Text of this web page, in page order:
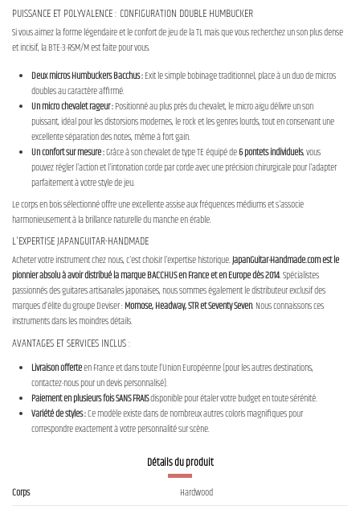
PUISSANCE ET POLYVALENCE : CONFIGURATION DOUBLE HUMBUCKER
Si vous aimez la forme légendaire et le confort de jeu de la TL mais que vous recherchez un son plus dense
et incisif, la BTE-3-RSM/M est faite pour vous.
Deux micros Humbuckers Bacchus :Exit le simple bobinage traditionnel, place à un duo de micros
doubles au caractère affirmé.
Un micro chevalet rageur :Positionné au plus près du chevalet, le micro aigu délivre un son
puissant, idéal pour les distorsions modernes, le rock et les genres lourds, tout en conservant une
excellente séparation des notes, même à fort gain.
Un confort sur mesure :Grâce à son chevalet de type TE équipé de6 pontets individuels, vous
pouvez régler l'action et l'intonation corde par corde avec une précision chirurgicale pour l'adapter
parfaitement à votre style de jeu.
Le corps en bois sélectionné offre une excellente assise aux fréquences médiums et s'associe
harmonieusement à la brillance naturelle du manche en érable.
L'EXPERTISE JAPANGUITAR-HANDMADE
Acheter votre instrument chez nous, c'est choisir l'expertise historique.JapanGuitar-Handmade.com est le
pionnier absolu à avoir distribué la marque BACCHUS en France et en Europe dès 2014. Spécialistes
passionnés des guitares artisanales japonaises, nous sommes également le distributeur exclusif des
marques d’élite du groupe Deviser : Momose, Headway, STR et Seventy Seven. Nous connaissons ces
instruments dans les moindres détails.
AVANTAGES ET SERVICES INCLUS :
Livraison offerteen France et dans toute l’Union Européenne (pour les autres destinations,
contactez-nous pour un devis personnalisé).
Paiement en plusieurs fois SANS FRAISdisponible pour étaler votre budget en toute sérénité.
Variété de styles :Ce modèle existe dans de nombreux autres coloris magnifiques pour
correspondre exactement à votre personnalité sur scène.
Détails du produit
Corps
Hardwood